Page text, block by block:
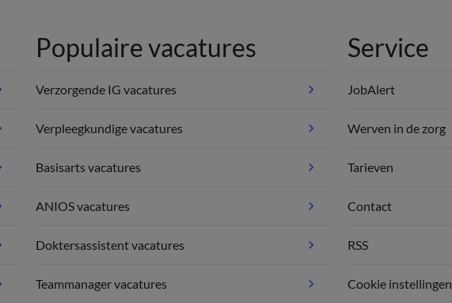
Populaire vacatures
Verzorgende IG vacatures
Verpleegkundige vacatures
Basisarts vacatures
ANIOS vacatures
Doktersassistent vacatures
Teammanager vacatures
Service
JobAlert
Werven in de zorg
Tarieven
Contact
RSS
Cookie instellingen